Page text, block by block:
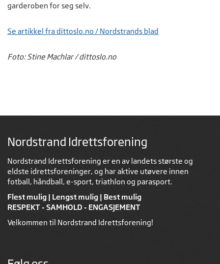
garderoben for seg selv.
Se artikkel fra dittoslo.no / Nordstrands blad
Foto: Stine Machlar / dittoslo.no
Nordstrand Idrettsforening
Nordstrand Idrettsforening er en av landets største og
eldste idrettsforeninger, og har aktive utøvere innen
fotball, håndball, e-sport, triathlon og parasport.
Flest mulig | Lengst mulig | Best mulig
RESPEKT - SAMHOLD - ENGASJEMENT
Velkommen til Nordstrand Idrettsforening!